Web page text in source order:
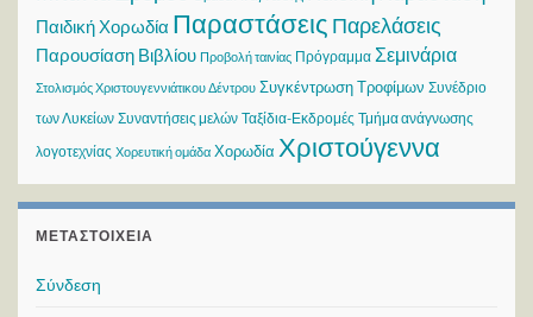
Παιδική Χορωδία Παραστάσεις Παρελάσεις
Παρουσίαση Βιβλίου Προβολή ταινίας Πρόγραμμα Σεμινάρια
Στολισμός Χριστουγεννιάτικου Δέντρου Συγκέντρωση Τροφίμων Συνέδριο
των Λυκείων Συναντήσεις μελών Ταξίδια-Εκδρομές Τμήμα ανάγνωσης
λογοτεχνίας Χορευτική ομάδα Χορωδία Χριστούγεννα
ΜΕΤΑΣΤΟΙΧΕΊΑ
Σύνδεση